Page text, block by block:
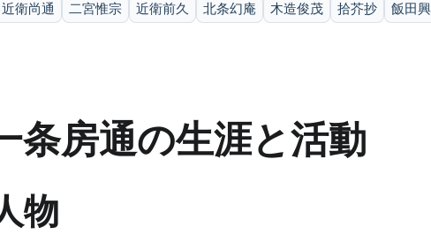
近衛尚通 二宮惟宗 近衛前久 北条幻庵 木造俊茂 拾芥抄 飯田
条房通の生涯と活動
物